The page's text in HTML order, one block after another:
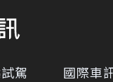
駕 國際車